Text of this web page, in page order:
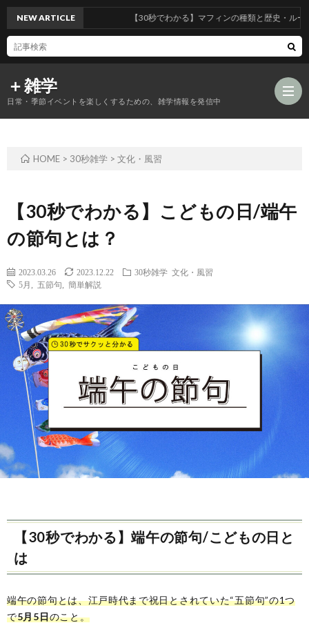
＋雑学
日常・季節イベントを楽しくするための、雑学情報を発信中
年
NEW ARTICLE 【30秒でわかる】マフィンの種類と歴史・ルーツとは
HOME > 30秒雑学 > 文化・風習
【30秒でわかる】こどもの日/端午
の節句とは？
2023.03.26 2023.12.22 30秒雑学 文化・風習
5月
五節句 簡単解説
【30秒でわかる】端午の節句/こどもの日と
は
端午の節句とは、江戸時代まで祝日とされていた“五節句”の1つ
で5月5日のこと。